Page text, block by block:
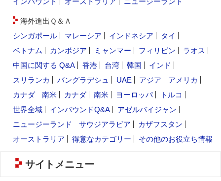
海外進出Ｑ＆Ａ
シンガポール
マレーシア インドネシア
タイ
ベトナム
カンボジア ミャンマー フィリピン
ラオス
中国に関する Q&A
香港 台湾 韓国
インド
スリランカ
バングラデシュ UAE アジア
アメリカ
カナダ
南米 カナダ 南米 ヨーロッパ
トルコ
世界全域
インバウンドQ&A
アゼルバイジャン
ニュージーランド
サウジアラビア
カザフスタン
オーストラリア
得意なカテゴリー その他のお役立ち情報
サイトメニュー